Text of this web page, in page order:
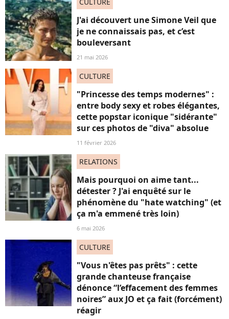
J'ai découvert une Simone Veil que
je ne connaissais pas, et c’est
bouleversant
21 mai 2026
CULTURE
"Princesse des temps modernes" :
entre body sexy et robes élégantes,
cette popstar iconique "sidérante"
sur ces photos de "diva" absolue
11 février 2026
RELATIONS
Mais pourquoi on aime tant...
détester ? J'ai enquêté sur le
phénomène du "hate watching" (et
ça m'a emmené très loin)
6 mai 2026
CULTURE
"Vous n'êtes pas prêts" : cette
grande chanteuse française
dénonce “l’effacement des femmes
noires” aux JO et ça fait (forcément)
réagir